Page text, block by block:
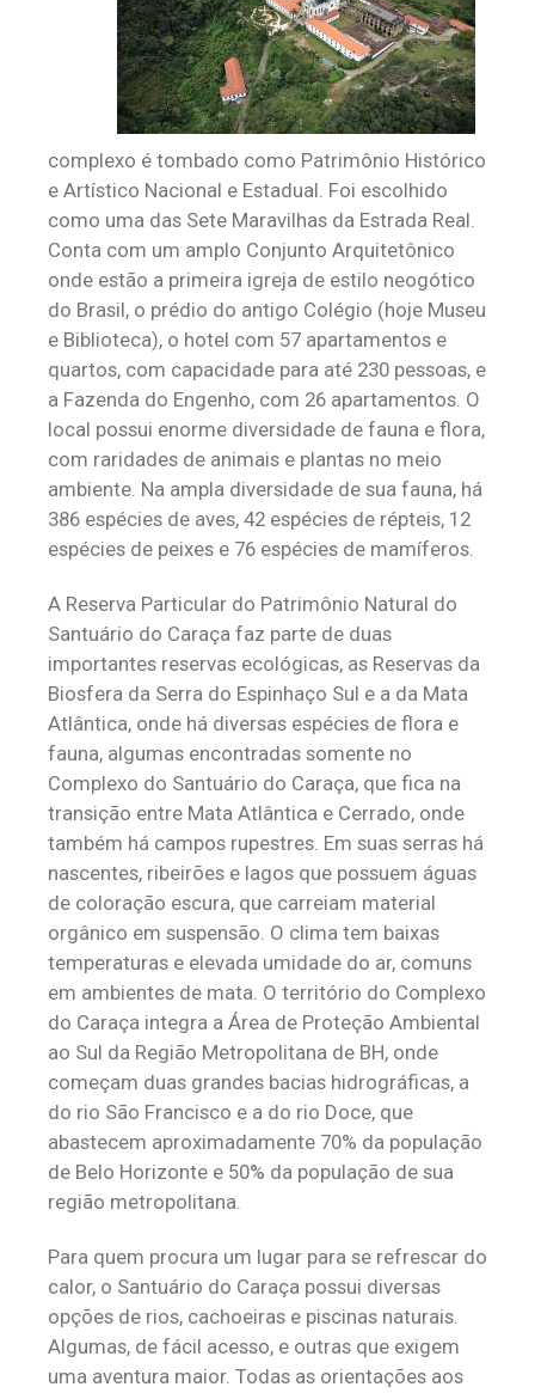
complexo é tombado como Patrimônio Histórico
e Artístico Nacional e Estadual. Foi escolhido
como uma das Sete Maravilhas da Estrada Real.
Conta com um amplo Conjunto Arquitetônico
onde estão a primeira igreja de estilo neogótico
do Brasil, o prédio do antigo Colégio (hoje Museu
e Biblioteca), o hotel com 57 apartamentos e
quartos, com capacidade para até 230 pessoas, e
a Fazenda do Engenho, com 26 apartamentos. O
local possui enorme diversidade de fauna e flora,
com raridades de animais e plantas no meio
ambiente. Na ampla diversidade de sua fauna, há
386 espécies de aves, 42 espécies de répteis, 12
espécies de peixes e 76 espécies de mamíferos.
A Reserva Particular do Patrimônio Natural do
Santuário do Caraça faz parte de duas
importantes reservas ecológicas, as Reservas da
Biosfera da Serra do Espinhaço Sul e a da Mata
Atlântica, onde há diversas espécies de flora e
fauna, algumas encontradas somente no
Complexo do Santuário do Caraça, que fica na
transição entre Mata Atlântica e Cerrado, onde
também há campos rupestres. Em suas serras há
nascentes, ribeirões e lagos que possuem águas
de coloração escura, que carreiam material
orgânico em suspensão. O clima tem baixas
temperaturas e elevada umidade do ar, comuns
em ambientes de mata. O território do Complexo
do Caraça integra a Área de Proteção Ambiental
ao Sul da Região Metropolitana de BH, onde
começam duas grandes bacias hidrográficas, a
do rio São Francisco e a do rio Doce, que
abastecem aproximadamente 70% da população
de Belo Horizonte e 50% da população de sua
região metropolitana.
Para quem procura um lugar para se refrescar do
calor, o Santuário do Caraça possui diversas
opções de rios, cachoeiras e piscinas naturais.
Algumas, de fácil acesso, e outras que exigem
uma aventura maior. Todas as orientações aos